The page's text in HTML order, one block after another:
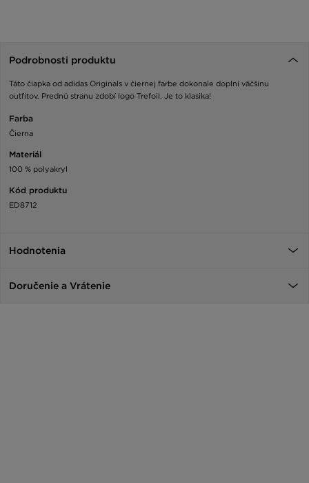
Podrobnosti produktu
Táto čiapka od adidas Originals v čiernej farbe dokonale doplní väčšinu
outfitov. Prednú stranu zdobí logo Trefoil. Je to klasika!
Farba
Čierna
Materiál
100 % polyakryl
Kód produktu
ED8712
Hodnotenia
Doručenie a Vrátenie